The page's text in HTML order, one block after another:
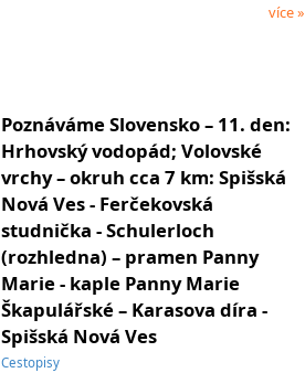
více »
Poznáváme Slovensko – 11. den:
Hrhovský vodopád; Volovské
vrchy – okruh cca 7 km: Spišská
Nová Ves - Ferčekovská
studnička - Schulerloch
(rozhledna) – pramen Panny
Marie - kaple Panny Marie
Škapulářské – Karasova díra -
Spišská Nová Ves
Cestopisy